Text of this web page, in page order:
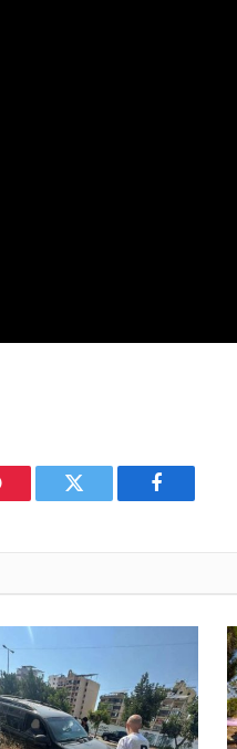
فيسبوك تويتر